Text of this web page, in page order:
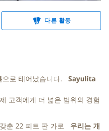
다른 활동
로 태어났습니다.
Sayulita
고객에게 더 넓은 범위의 경험
춘 22 피트 판 가로
우리는 개